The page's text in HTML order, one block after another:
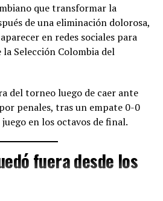
un solo
e Inglaterra representan a
mejor ubicadas en el ranking
decisiva con la ilusión de
que transformar la
de una eliminación dolorosa,
en redes sociales para
Selección Colombia del
del torneo luego de caer ante
penales, tras un empate 0-0
en los octavos de final.
fuera desde los